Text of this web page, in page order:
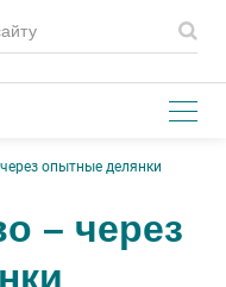
опытные делянки
– через